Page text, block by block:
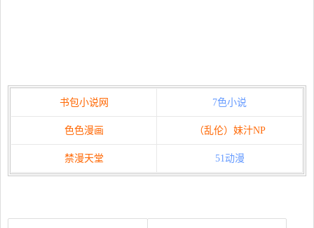
书包小说网 7色小说
色色漫画 （乱伦）妹汁NP
禁漫天堂 51动漫